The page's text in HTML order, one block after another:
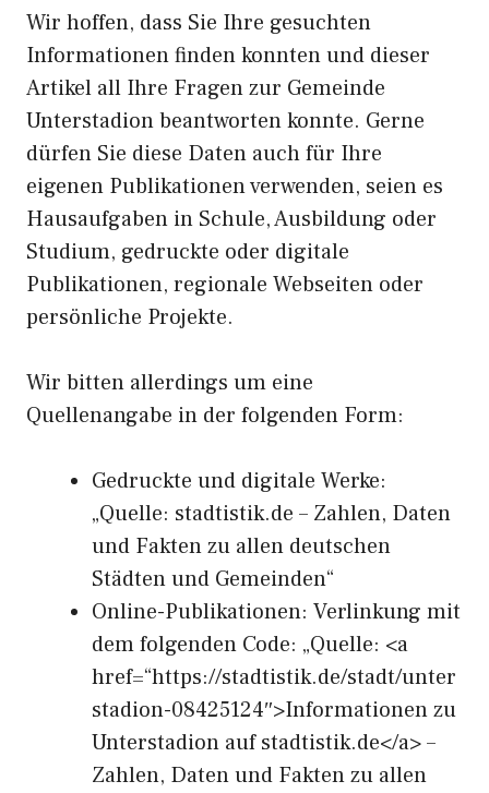
Wir hoffen, dass Sie Ihre gesuchten
Informationen finden konnten und dieser
Artikel all Ihre Fragen zur Gemeinde
Unterstadion beantworten konnte. Gerne
dürfen Sie diese Daten auch für Ihre
eigenen Publikationen verwenden, seien es
Hausaufgaben in Schule, Ausbildung oder
Studium, gedruckte oder digitale
Publikationen, regionale Webseiten oder
persönliche Projekte.
Wir bitten allerdings um eine
Quellenangabe in der folgenden Form:
Gedruckte und digitale Werke:
„Quelle: stadtistik.de – Zahlen, Daten
und Fakten zu allen deutschen
Städten und Gemeinden“
Online-Publikationen: Verlinkung mit
dem folgenden Code: „Quelle: <a
href=“https://stadtistik.de/stadt/unter
stadion-08425124″>Informationen zu
Unterstadion auf stadtistik.de</a> –
Zahlen, Daten und Fakten zu allen